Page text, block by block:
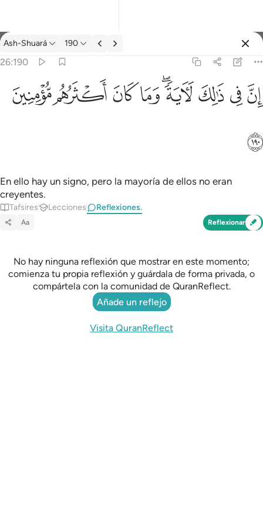
Reflexiones.: Ash-Shuará 26:190
Ash-Shuará 190
26:190
ان في ذالك لاية وما كان اكثرهم مومنين ١٩٠
إِنَّ فِى ذَٰلِكَ لَـَٔايَةًۭ ۖ وَمَا كَانَ أَكْثَرُهُم مُّؤْمِنِينَ ١٩٠
ﱳﱴﱵﱶﱷﱸﱹﱺﱻ
ﱼ
En ello hay un signo, pero la mayoría de ellos no eran
creyentes.
Tafsires Lecciones Reflexiones.
Aa Reflexionar
No hay ninguna reflexión que mostrar en este momento;
comienza tu propia reflexión y guárdala de forma privada, o
compártela con la comunidad de QuranReflect.
Añade un reflejo
Visita QuranReflect